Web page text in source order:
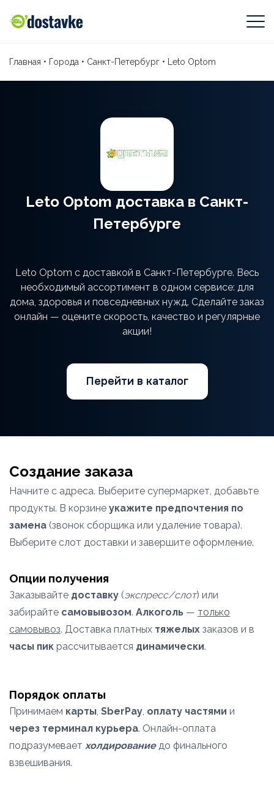
Главная • Города • Санкт-Петербург • Leto Optom
Leto Optom доставка в Санкт-
Петербурге
Leto Optom с доставкой в Санкт-Петербурге. Весь
необходимый ассортимент в одном сервисе: для
дома, здоровья и повседневных нужд. Сделайте заказ
онлайн — оцените скорость, качество и регулярные
акции!
Перейти в каталог
Создание заказа
Начните с адреса. Выберите супермаркет, добавьте
продукты. В корзине укажите предпочтения по
замена (звонок сборщика или удаление товара).
Выберите слот доставки и завершите оформление.
Опции получения
Заказывайте доставку (экспресс/слот) или
забирайте самовывозом. Алкоголь — только
самовывоз. Доставка платных тяжелых заказов и в
часы пик рассчитывается динамически.
Порядок оплаты
Принимаем карты, SberPay, оплату частями и
через терминал курьера. Онлайн-оплата
подразумевает холдированиедо финального
взвешивания.